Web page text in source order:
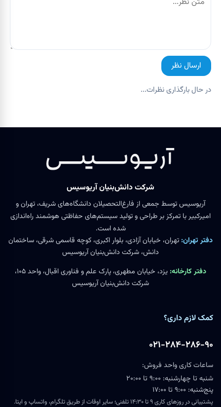
ارسال نظر
در حال بارگذاری نظرات...
شرکت دانش‌بنیان آریوسیس
آریوسیس توسط جمعی از فارغ‌التحصیلان دانشگاه‌های شریف، تهران و
امیرکبیر با تمرکز بر طراحی و تولید سیستم‌های حفاظتی هوشمند راه‌اندازی
شده است.
دفتر تهران: تهران، خیابان آزادی، بلوار اکبری، کوچه قاسمی شرقی، ساختمان
دانش، شرکت دانش‌بنیان آریوسیس
دفتر کارخانه:
یزد، خیابان مطهری، پارک علم و فناوری اقبال، واحد ۱۰۵،
شرکت دانش‌بنیان آریوسیس
کمک لازم داری؟
۰۲۱-۲۸۴-۲۸۶-۹۰
ساعات کاری واحد فروش:
شنبه تا چهارشنبه: ۹:۰۰ تا ۲۰:۰۰
پنج‌شنبه: ۹:۰۰ تا ۱۷:۰۰
پشتیبانی در روزهای کاری ۹ تا ۱۴:۳۰ تلفنی؛ سایر اوقات از طریق تلگرام، واتساپ و ایتا.